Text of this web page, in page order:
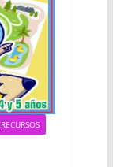
RECURSOS